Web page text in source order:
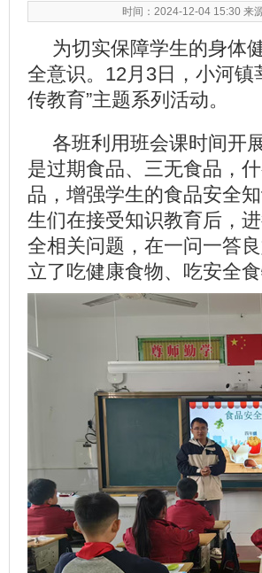
时间：2024-12-04 15:30 来
为切实保障学生的身体
全意识。12月3日，小河镇
传教育”主题系列活动。
各班利用班会课时间开
是过期食品、三无食品，
品，增强学生的食品安全
生们在接受知识教育后，
全相关问题，在一问一答
立了吃健康食物、吃安全